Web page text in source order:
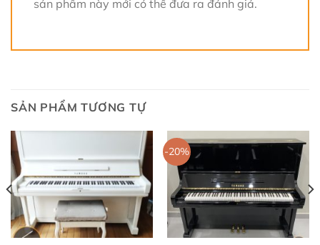
sản phẩm này mới có thể đưa ra đánh giá.
SẢN PHẨM TƯƠNG TỰ
-20%